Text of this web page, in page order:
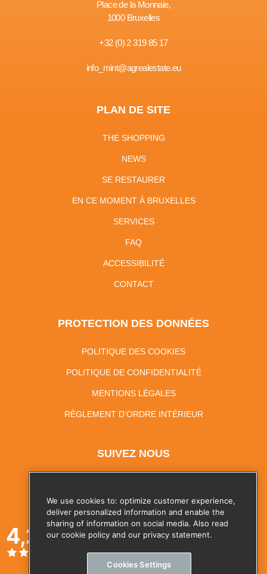
Place de la Monnaie,
1000 Bruxelles
+32 (0) 2 319 85 17
info_mint@agrealestate.eu
PLAN DE SITE
THE SHOPPING
NEWS
SE RESTAURER
EN CE MOMENT À BRUXELLES
SERVICES
FAQ
ACCESSIBILITÉ
CONTACT
PROTECTION DES DONNÉES
POLITIQUE DES COOKIES
POLITIQUE DE CONFIDENTIALITÉ
MENTIONS LÉGALES
RÈGLEMENT D’ORDRE INTÉRIEUR
SUIVEZ NOUS
4,2
We use cookies to: optimize customer experience,
deliver personalized information and enable the
sharing of information on social media. Also read
our cookie policy and our privacy statement.
Cookies Settings